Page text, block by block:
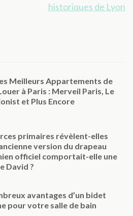
historiques de Lyon
Meilleurs Appartements de
à Paris : Merveil Paris, Le
et Plus Encore
primaires révèlent-elles
version du drapeau
officiel comportait-elle une
David ?
avantages d’un bidet
pour votre salle de bain